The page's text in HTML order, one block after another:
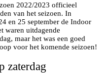
2022/2023 officieel
van het seizoen. In
en 25 september de Indoor
waren uitdagende
maar het was een goed
voor het komende seizoen!
zaterdag